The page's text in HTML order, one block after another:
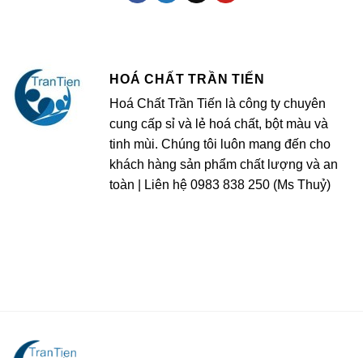
HOÁ CHẤT TRẦN TIẾN
Hoá Chất Trần Tiến là công ty chuyên
cung cấp sỉ và lẻ hoá chất, bột màu và
tinh mùi. Chúng tôi luôn mang đến cho
khách hàng sản phẩm chất lượng và an
toàn | Liên hệ 0983 838 250 (Ms Thuỷ)